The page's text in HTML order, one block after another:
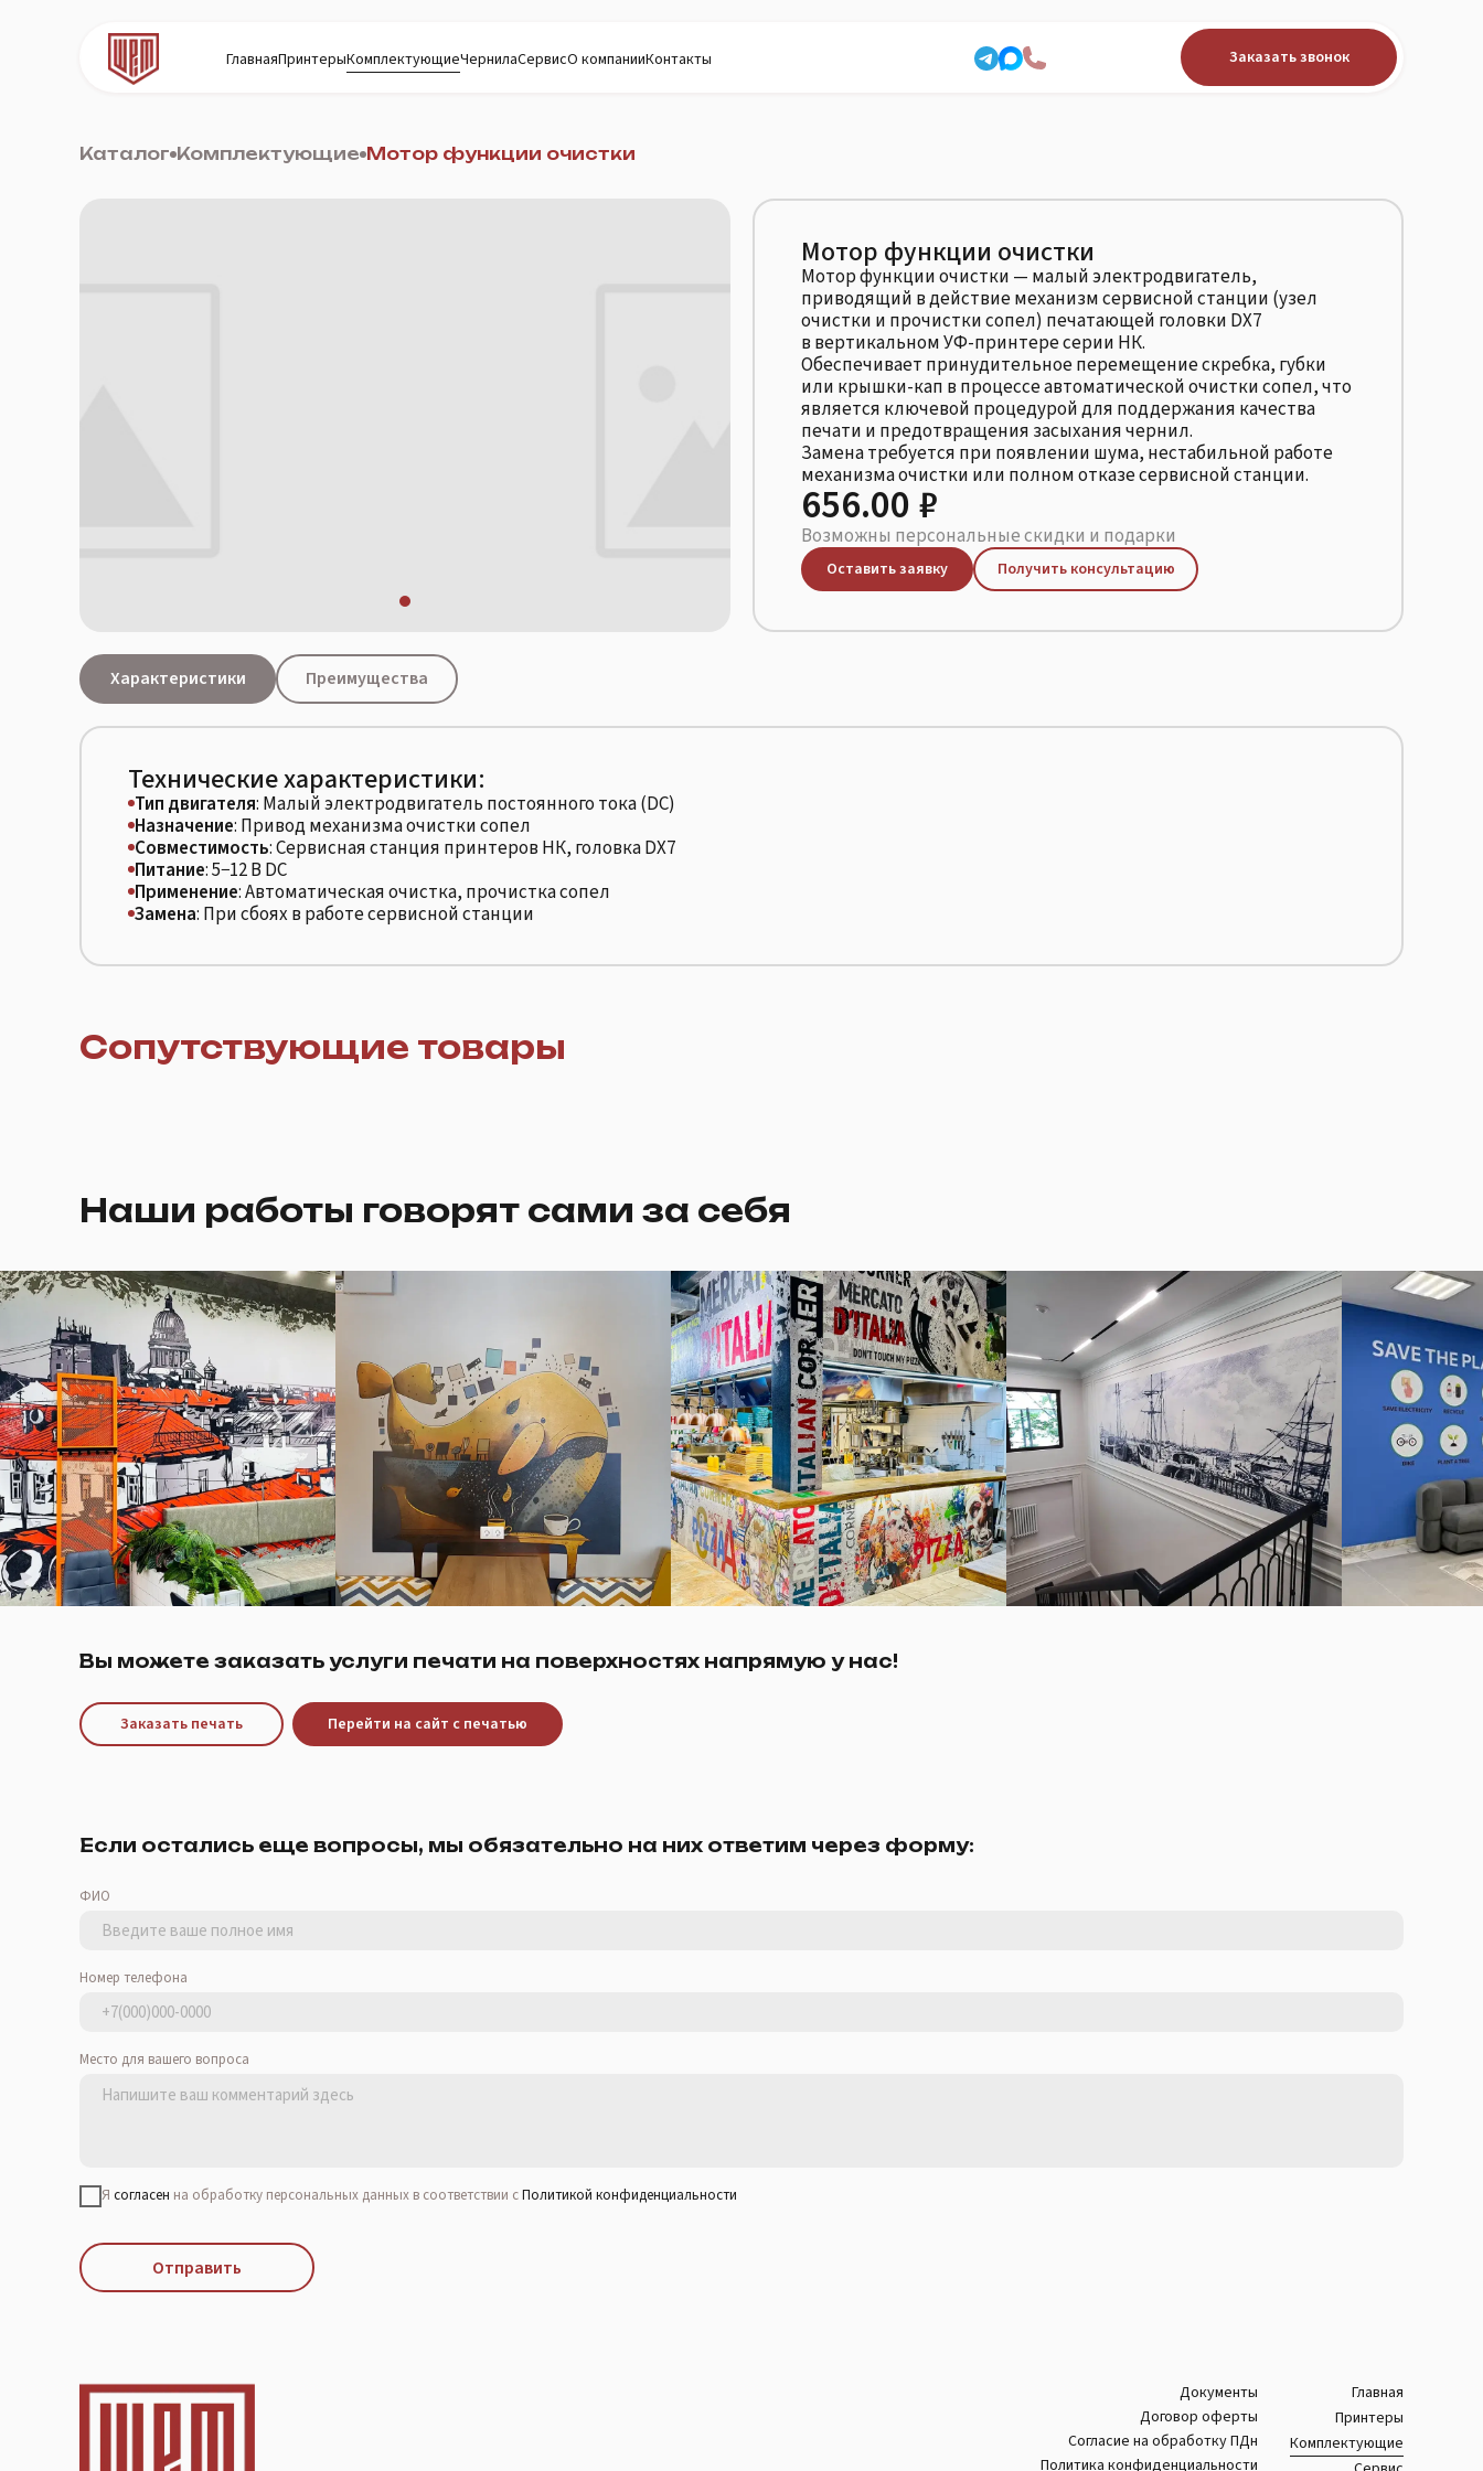
ГлавнаяПринтерыКомплектующиеЧернилаСервисО компанииКонтакты Заказать звонок
Каталог Комплектующие Мотор функции очистки
Мотор функции очистки
Мотор функции очистки — малый электродвигатель,
приводящий в действие механизм сервисной станции (узел
очистки и прочистки сопел) печатающей головки DX7
в вертикальном УФ-принтере серии НК.
Обеспечивает принудительное перемещение скребка, губки
или крышки-кап в процессе автоматической очистки сопел, что
является ключевой процедурой для поддержания качества
печати и предотвращения засыхания чернил.
Замена требуется при появлении шума, нестабильной работе
механизма очистки или полном отказе сервисной станции.
656.00 ₽
Возможны персональные скидки и подарки
Оставить заявку Получить консультацию
Характеристики Преимущества
Технические характеристики:
Тип двигателя: Малый электродвигатель постоянного тока (DC)
Назначение: Привод механизма очистки сопел
Совместимость: Сервисная станция принтеров НК, головка DX7
Питание: 5−12 В DC
Применение: Автоматическая очистка, прочистка сопел
Замена: При сбоях в работе сервисной станции
Сопутствующие товары
Наши работы говорят сами за себя
Вы можете заказать услуги печати на поверхностях напрямую у нас!
Заказать печать Перейти на сайт с печатью
Если остались еще вопросы, мы обязательно на них ответим через форму:
ФИО
Номер телефона
Место для вашего вопроса
Я согласен на обработку персональных данных в соответствии сПолитикой конфиденциальности
Отправить
Главная
Принтеры
Комплектующие
Документы
Договор оферты
Согласие на обработку ПДн
Политика конфиденциальности